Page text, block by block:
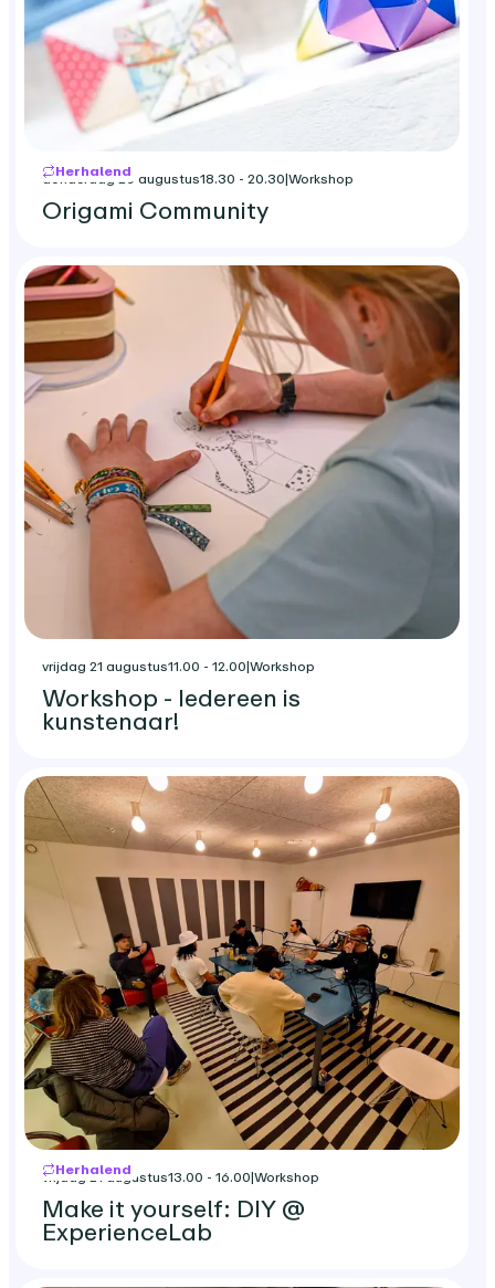
Herhalend
donderdag 20 augustus18.30 - 20.30|Workshop
Origami Community
vrijdag 21 augustus11.00 - 12.00|Workshop
Workshop - Iedereen is
kunstenaar!
Herhalend
vrijdag 21 augustus13.00 - 16.00|Workshop
Make it yourself: DIY @
ExperienceLab